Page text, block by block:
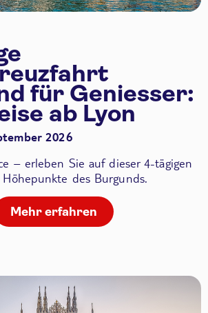
für Geniesser:
ab Lyon
2026
– erleben Sie auf dieser 4-tägigen
des Burgunds.
Mehr erfahren